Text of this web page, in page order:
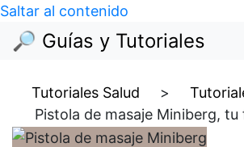
Saltar al contenido
🔎 Guías y Tutoriales
Tutoriales Salud >
Pistola de masaje Miniberg, tu